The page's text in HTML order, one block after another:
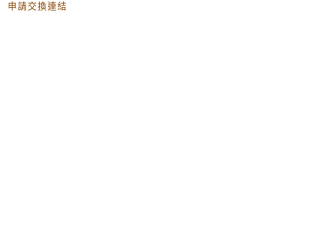
申請交換連結